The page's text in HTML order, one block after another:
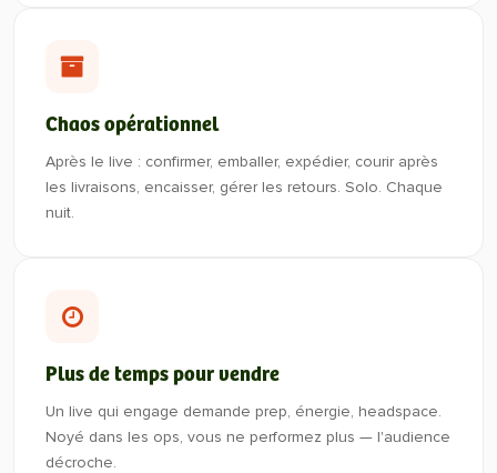
Chaos opérationnel
Après le live : confirmer, emballer, expédier, courir après
les livraisons, encaisser, gérer les retours. Solo. Chaque
nuit.
Plus de temps pour vendre
Un live qui engage demande prep, énergie, headspace.
Noyé dans les ops, vous ne performez plus — l'audience
décroche.